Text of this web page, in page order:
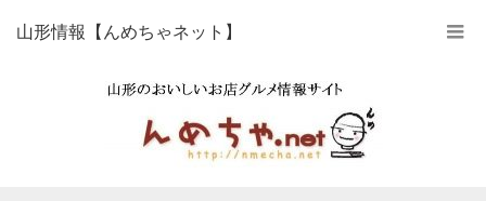
山形情報【んめちゃネット】